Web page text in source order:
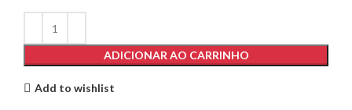
ADICIONAR AO CARRINHO
Add to wishlist